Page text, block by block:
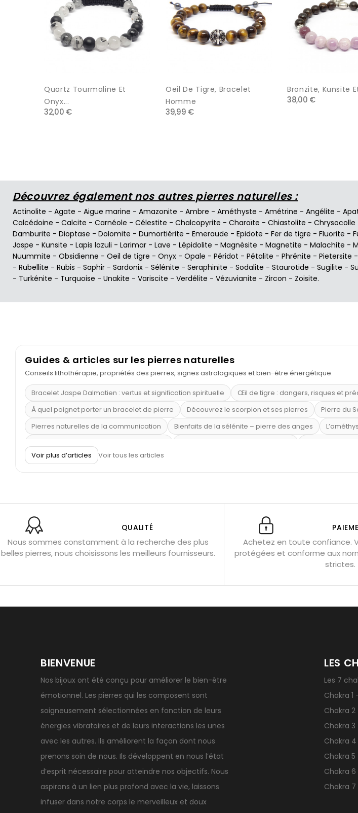
Quartz Tourmaline Et
Onyx...
32,00 €
Oeil De Tigre, Bracelet
Homme
39,99 €
Bronzite, Kunsite
38,00 €
Découvrez également nos autres pierres naturelles :
Actinolite - Agate - Aigue marine - Amazonite - Ambre - Améthyste - Amétrine - Angélite -
Calcédoine - Calcite - Carnéole - Célestite - Chalcopyrite - Charoïte - Chiastolite - Chrysocolle
Damburite - Dioptase - Dolomite - Dumortiérite - Emeraude - Epidote - Fer de tigre - Fluorite -
Jaspe - Kunsite - Lapis lazuli - Larimar - Lave - Lépidolite - Magnésite - Magnetite - Malachite -
Nuummite - Obsidienne - Oeil de tigre - Onyx - Opale - Péridot - Pétalite - Phrénite - Pietersite -
- Rubellite - Rubis - Saphir - Sardonix - Sélénite - Seraphinite - Sodalite - Staurotide - Sugilite -
- Turkénite - Turquoise - Unakite - Variscite - Verdélite - Vézuvianite - Zircon - Zoisite.
Guides & articles sur les pierres naturelles
Conseils lithothérapie, propriétés des pierres, signes astrologiques et bien-être énergétique.
Bracelet Jaspe Dalmatien : vertus et signification spirituelle
Œil de tigre : dangers, risques et
À quel poignet porter un bracelet de pierre
Découvrez le scorpion et ses pierres Pierre du
Pierres naturelles de la communication
Bienfaits de la sélénite – pierre des anges
Pierre de lave : propriétés et bienfaits
Obsidienne noire : danger ?
Guide des pierres de protection Associer l’œil de tigre
Pierres pour les examens
Pierres anti-déprime Mieux gérer ses émotions Pierres pour
Porter l’œil de tigre
Géode d’améthyste géante Pierres naturelles
Voir plus d’articles Voir tous les articles
QUALITÉ
Nous sommes constamment à la recherche des plus
belles pierres, nous choisissons les meilleurs fournisseurs.
Achetez en toute confiance.
protégées et conforme aux
strictes.
BIENVENUE
Nos bijoux ont été conçu pour améliorer le bien-être
émotionnel. Les pierres qui les composent sont
soigneusement sélectionnées en fonction de leurs
énergies vibratoires et de leurs interactions les unes
avec les autres. Ils améliorent la façon dont nous
prenons soin de nous. Ils développent en nous l’état
d’esprit nécessaire pour atteindre nos objectifs. Nous
aspirons à un lien plus profond avec la vie, laissons
infuser dans notre corps le merveilleux et doux
LES
Les 7
Chakra 1
Chakra
Chakra
Chakra
Chakra
Chakra
Chakra